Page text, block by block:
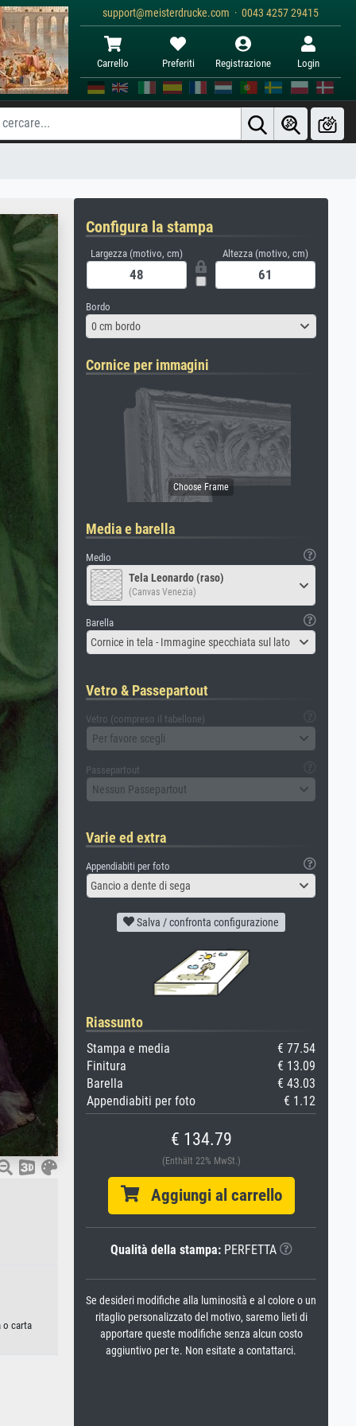
support@meisterdrucke.com · 0043 4257 29415
Carrello Preferiti Registrazione Login
o carta
Configura la stampa
Largezza (motivo, cm) Altezza (motivo, cm)
Bordo
0 cm bordo
Cornice per immagini
Media e barella
Medio
Tela Leonardo (raso)
(Canvas Venezia)
Barella
Cornice in tela - Immagine specchiata sul lato
Vetro & Passepartout
Vetro (compreso il tabellone)
Per favore scegli
Passepartout
Nessun Passepartout
Varie ed extra
Appendiabiti per foto
Gancio a dente di sega
Salva / confronta configurazione
Riassunto
Stampa e media
€ 77.54
Finitura
€ 13.09
Barella
€ 43.03
Appendiabiti per foto
€ 1.12
€ 134.79
(Enthält 22% MwSt.)
Aggiungi al carrello
Qualità della stampa:PERFETTA
Se desideri modifiche alla luminosità e al colore o un
ritaglio personalizzato del motivo, saremo lieti di
apportare queste modifiche senza alcun costo
aggiuntivo per te. Non esitate a contattarci.